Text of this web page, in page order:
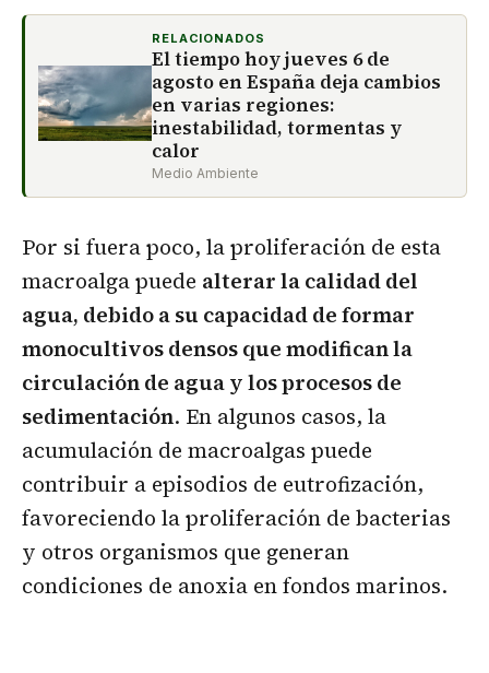
RELACIONADOS
El tiempo hoy jueves 6 de
agosto en España deja cambios
en varias regiones:
inestabilidad, tormentas y
calor
Medio Ambiente
Por si fuera poco, la proliferación de esta
macroalga puede alterar la calidad del
agua, debido a su capacidad de formar
monocultivos densos que modifican la
circulación de agua y los procesos de
sedimentación. En algunos casos, la
acumulación de macroalgas puede
contribuir a episodios de eutrofización,
favoreciendo la proliferación de bacterias
y otros organismos que generan
condiciones de anoxia en fondos marinos.